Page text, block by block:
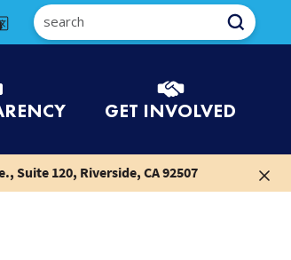
GET INVOLVED
Suite 120, Riverside, CA 92507